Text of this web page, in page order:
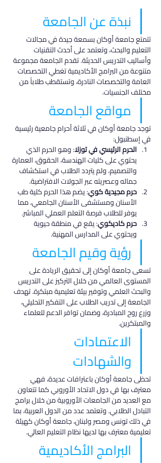
نبذة عن الجامعة
تتمتع جامعة أوكان بسمعة جيدة في مجالات
التعليم والبحث، وتعتمد على أحدث التقنيات
وأساليب التدريس الحديثة. تقدم الجامعة مجموعة
متنوعة من البرامج الأكاديمية تغطي التخصصات
العامة والتخصصات النادرة، وتستقطب طلاباً من
مختلف الجنسيات.
مواقع الجامعة
توجد جامعة أوكان في ثلاثة أحرام جامعية رئيسية
في إسطنبول:
الحرم الرئيسي في توزلا: وهو الحرم الذي
يحتوي على كليات الهندسة، الحقوق، العمارة
والتصميم، ولم يتردد الطلاب في استكشاف
جماله وعصريته عبر الجولات الافتراضية.
حرم مجيدية كوي: يضم هذا الحرم كلية طب
الأسنان ومستشفى الأسنان الجامعي، مما
يوفر للطلاب فرصة التعلم العملي المباشر.
حرم كاديكوي: يقع في منطقة حيوية
ويحتوي على المدارس المهنية.
رؤية وقيم الجامعة
تسعى جامعة أوكان إلى تحقيق الريادة على
المستوى العالمي من خلال التركيز على التدريس
والبحث العلمي وتوفير بيئة تعليمية مبتكرة. تهدف
الجامعة إلى تدريب الطلاب على التفكير التحليلي،
وزرع روح المبادرة، وضمان توافر الدعم للعلماء
والمبتكرين.
الاعتمادات
والشهادات
تحظى جامعة أوكان باعترافات عديدة، فهي
معترف بها في دول الاتحاد الأوروبي كما تتعاون
مع العديد من الجامعات الأوروبية من خلال برامج
التبادل الطلابي. وتعتمد عدد من الدول العربية، بما
في ذلك تونس ومصر ولبنان، جامعة أوكان كهيئة
تعليمية معترف بها لديها نظام التعليم العالي.
البرامج الأكاديمية